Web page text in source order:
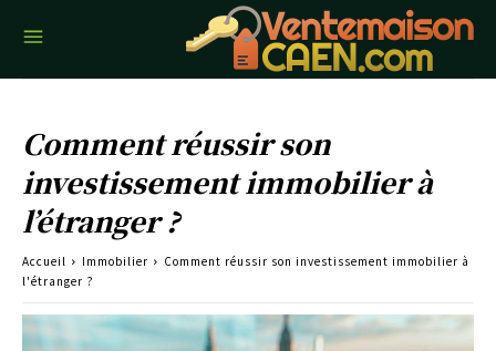
Comment réussir son
investissement immobilier à
l’étranger ?
Accueil Immobilier
Comment réussir son investissement immobilier à
l'étranger ?